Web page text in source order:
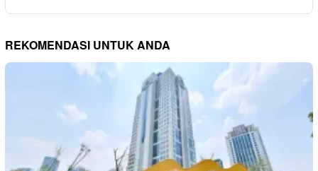
REKOMENDASI UNTUK ANDA